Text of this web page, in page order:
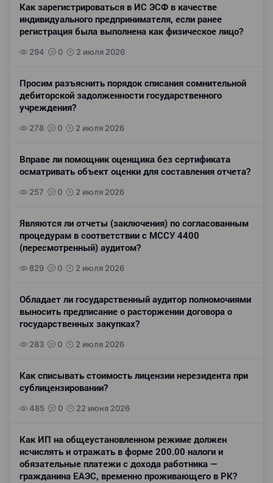
Как зарегистрироваться в ИС ЭСФ в качестве
индивидуального предпринимателя, если ранее
регистрация была выполнена как физическое лицо?
294 0 2 июля 2026
Просим разъяснить порядок списания сомнительной
дебиторской задолженности государственного
учреждения?
278 0 2 июля 2026
Вправе ли помощник оценщика без сертификата
осматривать объект оценки для составления отчета?
257 0 2 июля 2026
Являются ли отчеты (заключения) по согласованным
процедурам в соответствии с МССУ 4400
(пересмотренный) аудитом?
829 0 2 июля 2026
Обладает ли государственный аудитор полномочиями
выносить предписание о расторжении договора о
государственных закупках?
283 0 2 июля 2026
Как списывать стоимость лицензии нерезидента при
сублицензировании?
485 0 22 июня 2026
Как ИП на общеустановленном режиме должен
исчислять и отражать в форме 200.00 налоги и
обязательные платежи с дохода работника —
гражданина ЕАЭС, временно проживающего в РК?